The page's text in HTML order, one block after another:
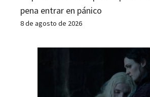
pena entrar en pánico
8 de agosto de 2026